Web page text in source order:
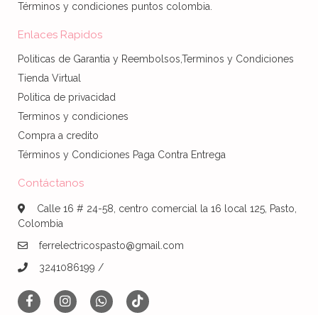
Términos y condiciones puntos colombia.
Enlaces Rapidos
Politicas de Garantia y Reembolsos,Terminos y Condiciones
Tienda Virtual
Politica de privacidad
Terminos y condiciones
Compra a credito
Términos y Condiciones Paga Contra Entrega
Contáctanos
Calle 16 # 24-58, centro comercial la 16 local 125, Pasto,
Colombia
ferrelectricospasto@gmail.com
3241086199 /